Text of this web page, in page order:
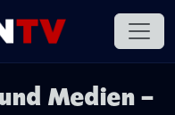
Medien –